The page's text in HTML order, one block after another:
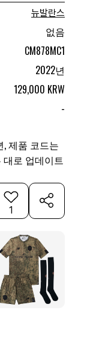
뉴발란스
없음
CM878MC1
2022년
129,000 KRW
-
, 제품 코드는
대로 업데이트
1